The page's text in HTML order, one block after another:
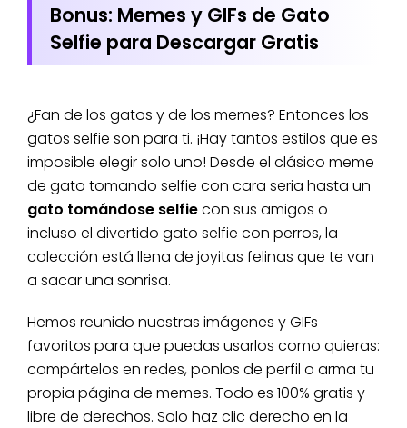
Bonus: Memes y GIFs de Gato
Selfie para Descargar Gratis
¿Fan de los gatos y de los memes? Entonces los
gatos selfie son para ti. ¡Hay tantos estilos que es
imposible elegir solo uno! Desde el clásico meme
de gato tomando selfie con cara seria hasta un
gato tomándose selfiecon sus amigos o
incluso el divertido gato selfie con perros, la
colección está llena de joyitas felinas que te van
a sacar una sonrisa.
Hemos reunido nuestras imágenes y GIFs
favoritos para que puedas usarlos como quieras:
compártelos en redes, ponlos de perfil o arma tu
propia página de memes. Todo es 100% gratis y
libre de derechos. Solo haz clic derecho en la